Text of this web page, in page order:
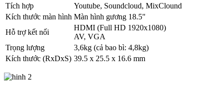
Tích hợp
Youtube, Soundcloud, MixClound
Kích thước màn hình Màn hình gương 18.5"
Hỗ trợ kết nối
HDMI (Full HD 1920x1080)
AV, VGA
Trọng lượng
3,6kg (cả bao bì: 4,8kg)
Kích thước (RxDxS) 39.5 x 25.5 x 16.6 mm